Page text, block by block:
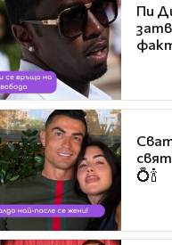
Пи
💍🍾